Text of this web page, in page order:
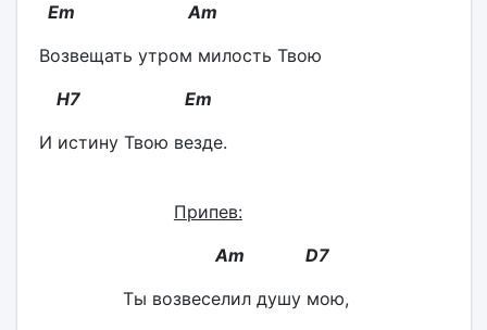
Em Am
Возвещать утром милость Твою
H7 Em
И истину Твою везде.
Припев:
Am D7
Ты возвеселил душу мою,